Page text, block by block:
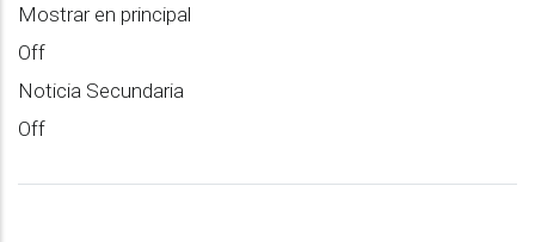
Mostrar en principal
Off
Noticia Secundaria
Off